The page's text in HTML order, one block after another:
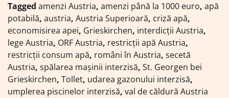
Tagged amenzi Austria, amenzi până la 1000 euro, apă
potabilă, austria, Austria Superioară, criză apă,
economisirea apei, Grieskirchen, interdicții Austria,
lege Austria, ORF Austria, restricții apă Austria,
restricții consum apă, români în Austria, secetă
Austria, spălarea mașinii interzisă, St. Georgen bei
Grieskirchen, Tollet, udarea gazonului interzisă,
umplerea piscinelor interzisă, val de căldură Austria